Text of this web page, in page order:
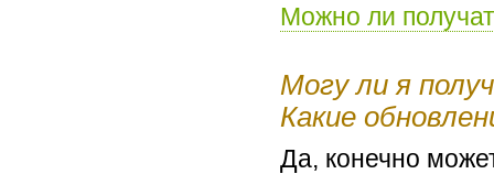
Можно ли
Могу ли я
Какие
Да, конечно